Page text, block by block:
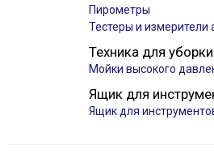
Пирометры
Тестеры и
Техника для уборки
Мойки высокого
Ящик для
Ящик для